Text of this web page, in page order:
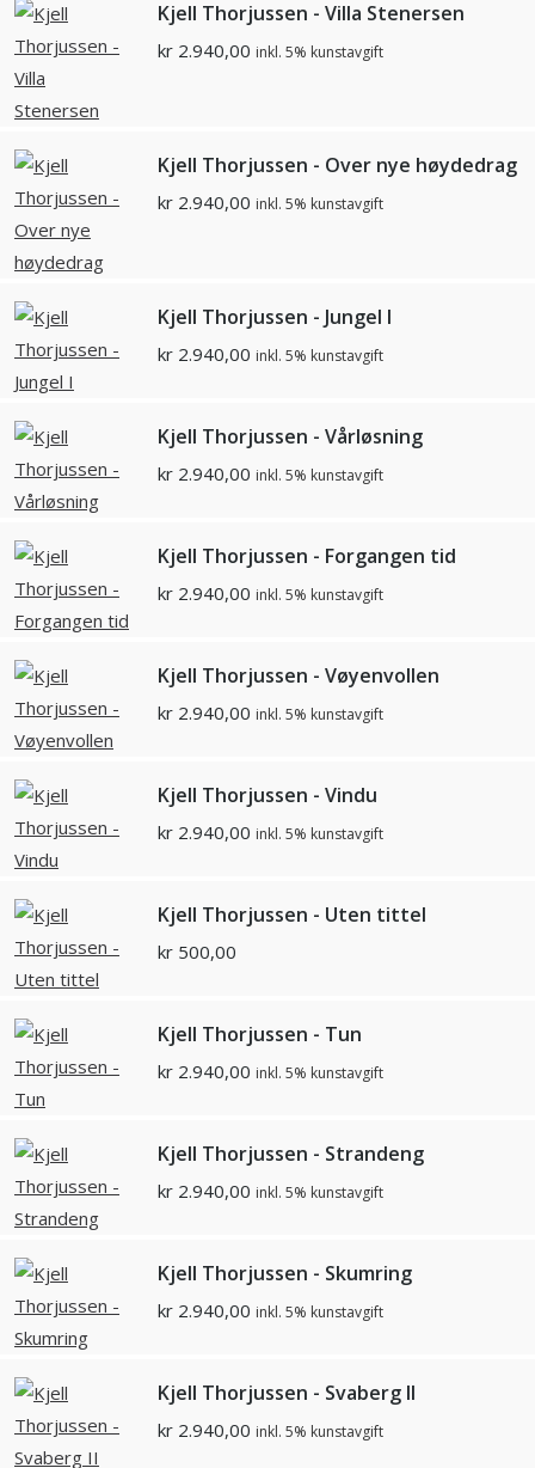
Kjell Thorjussen - Villa Stenersen
kr 2.940,00 inkl. 5% kunstavgift
Kjell Thorjussen - Over nye høydedrag
kr 2.940,00 inkl. 5% kunstavgift
Kjell Thorjussen - Jungel I
kr 2.940,00 inkl. 5% kunstavgift
Kjell Thorjussen - Vårløsning
kr 2.940,00 inkl. 5% kunstavgift
Kjell Thorjussen - Forgangen tid
kr 2.940,00 inkl. 5% kunstavgift
Kjell Thorjussen - Vøyenvollen
kr 2.940,00 inkl. 5% kunstavgift
Kjell Thorjussen - Vindu
kr 2.940,00 inkl. 5% kunstavgift
Kjell Thorjussen - Uten tittel
kr 500,00
Kjell Thorjussen - Tun
kr 2.940,00 inkl. 5% kunstavgift
Kjell Thorjussen - Strandeng
kr 2.940,00 inkl. 5% kunstavgift
Kjell Thorjussen - Skumring
kr 2.940,00 inkl. 5% kunstavgift
Kjell Thorjussen - Svaberg II
kr 2.940,00 inkl. 5% kunstavgift